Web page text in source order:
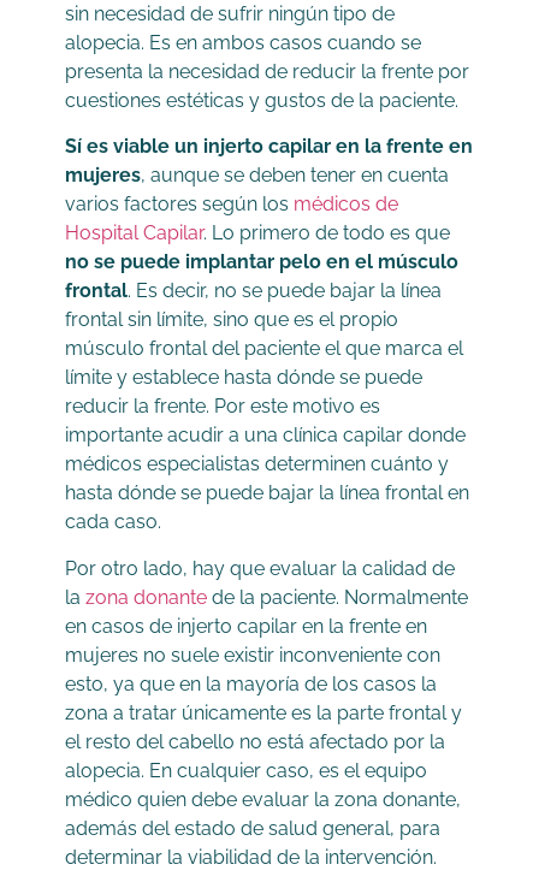
sin necesidad de sufrir ningún tipo de
alopecia. Es en ambos casos cuando se
presenta la necesidad de reducir la frente por
cuestiones estéticas y gustos de la paciente.
Sí es viable un injerto capilar en la frente en
mujeres, aunque se deben tener en cuenta
varios factores según los médicos de
Hospital Capilar. Lo primero de todo es que
no se puede implantar pelo en el músculo
frontal. Es decir, no se puede bajar la línea
frontal sin límite, sino que es el propio
músculo frontal del paciente el que marca el
límite y establece hasta dónde se puede
reducir la frente. Por este motivo es
importante acudir a una clínica capilar donde
médicos especialistas determinen cuánto y
hasta dónde se puede bajar la línea frontal en
cada caso.
Por otro lado, hay que evaluar la calidad de
la zona donante de la paciente. Normalmente
en casos de injerto capilar en la frente en
mujeres no suele existir inconveniente con
esto, ya que en la mayoría de los casos la
zona a tratar únicamente es la parte frontal y
el resto del cabello no está afectado por la
alopecia. En cualquier caso, es el equipo
médico quien debe evaluar la zona donante,
además del estado de salud general, para
determinar la viabilidad de la intervención.